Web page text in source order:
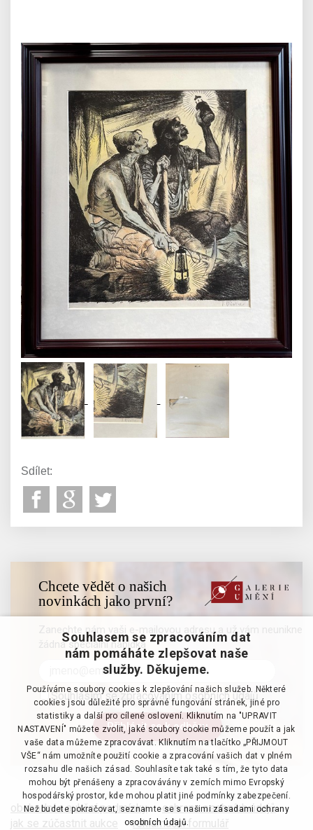
Sdílet:
Chcete vědět o našich
novinkách jako první?
Zanechte nám vaši e-mailovou adresu a už vám neunikne
žádná speciální nabídka
Souhlasím se zpracováním osobních údajů
obchodní a aukční podmínky · ochrana osobních údajů ·
jak se zúčastnit aukce · reklamační formulář
Souhlasem se zpracováním dat
nám pomáháte zlepšovat naše
služby. Děkujeme.
Používáme soubory cookies k zlepšování našich služeb. Některé
cookies jsou důležité pro správné fungování stránek, jiné pro
statistiky a další pro cílené oslovení. Kliknutím na "UPRAVIT
NASTAVENÍ" můžete zvolit, jaké soubory cookie můžeme použít a jak
vaše data můžeme zpracovávat. Kliknutím na tlačítko „PŘIJMOUT
VŠE“ nám umožníte použití cookie a zpracování vašich dat v plném
rozsahu dle našich zásad. Souhlasíte tak také s tím, že tyto data
mohou být přenášeny a zpracovávány v zemích mimo Evropský
hospodářský prostor, kde mohou platit jiné podmínky zabezpečení.
Než budete pokračovat, seznamte se s našimizásadami ochrany
osobních údajů.